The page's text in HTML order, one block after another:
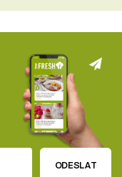
ODESLAT